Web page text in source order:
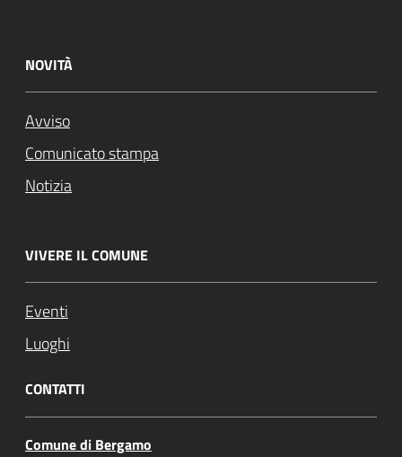
NOVITÀ
Avviso
Comunicato stampa
Notizia
VIVERE IL COMUNE
Eventi
Luoghi
CONTATTI
Comune di Bergamo